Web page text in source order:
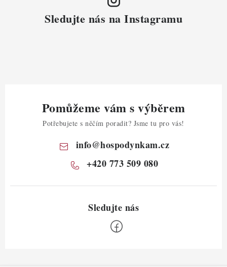
Sledujte nás na Instagramu
Pomůžeme vám s výběrem
Potřebujete s něčím poradit? Jsme tu pro vás!
info@hospodynkam.cz
+420 773 509 080